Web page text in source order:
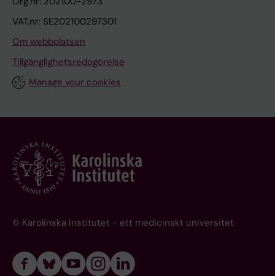
VAT.nr: SE202100297301
Om webbplatsen
Tillgänglighetsredogörelse
Manage your cookies
© Karolinska Institutet - ett medicinskt universitet